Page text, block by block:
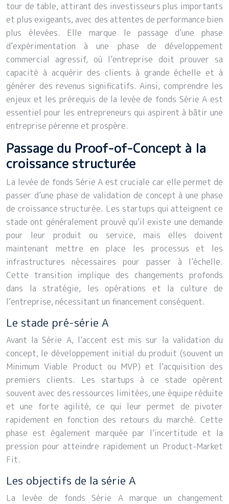
tour de table, attirant des investisseurs plus importants
et plus exigeants, avec des attentes de performance bien
plus élevées. Elle marque le passage d’une phase
d’expérimentation à une phase de développement
commercial agressif, où l’entreprise doit prouver sa
capacité à acquérir des clients à grande échelle et à
générer des revenus significatifs. Ainsi, comprendre les
enjeux et les prérequis de la levée de fonds Série A est
essentiel pour les entrepreneurs qui aspirent à bâtir une
entreprise pérenne et prospère.
Passage du Proof-of-Concept à la
croissance structurée
La levée de fonds Série A est cruciale car elle permet de
passer d’une phase de validation de concept à une phase
de croissance structurée. Les startups qui atteignent ce
stade ont généralement prouvé qu’il existe une demande
pour leur produit ou service, mais elles doivent
maintenant mettre en place les processus et les
infrastructures nécessaires pour passer à l’échelle.
Cette transition implique des changements profonds
dans la stratégie, les opérations et la culture de
l’entreprise, nécessitant un financement conséquent.
Le stade pré-série A
Avant la Série A, l’accent est mis sur la validation du
concept, le développement initial du produit (souvent un
Minimum Viable Product ou MVP) et l’acquisition des
premiers clients. Les startups à ce stade opèrent
souvent avec des ressources limitées, une équipe réduite
et une forte agilité, ce qui leur permet de pivoter
rapidement en fonction des retours du marché. Cette
phase est également marquée par l’incertitude et la
pression pour atteindre rapidement un Product-Market
Fit.
Les objectifs de la série A
La levée de fonds Série A marque un changement